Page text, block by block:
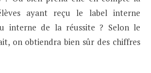
ayant reçu le label interne
interne de la réussite ? Selon le
on obtiendra bien sûr des chiffres